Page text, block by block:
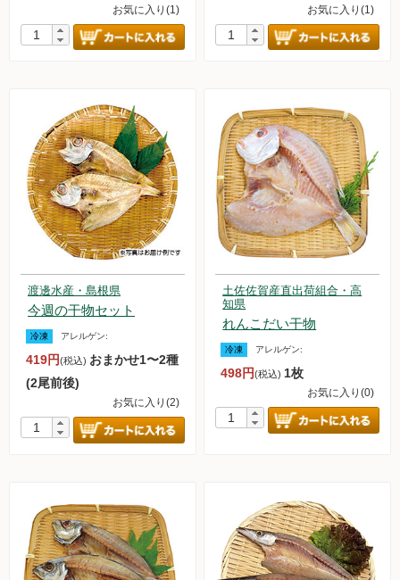
お気に入り(1) お気に入り(1)
渡邊水産・島根県
今週の干物セット
冷凍 アレルゲン:
419円(税込) おまかせ1〜2種
(2尾前後)
お気に入り(2)
土佐佐賀産直出荷組合・高
知県
れんこだい干物
冷凍 アレルゲン:
498円(税込)1枚
お気に入り(0)